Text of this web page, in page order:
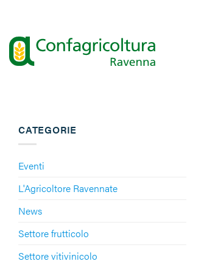
contenuti
CATEGORIE
Eventi
L'Agricoltore Ravennate
News
Settore frutticolo
Settore vitivinicolo